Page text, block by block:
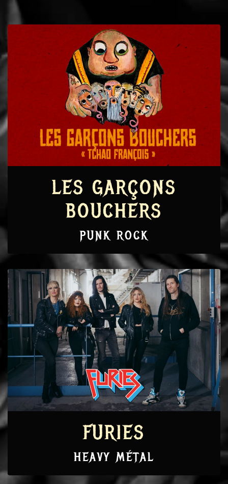
LES GARÇONS
BOUCHERS
PUNK ROCK
FURIES
HEAVY MÉTAL